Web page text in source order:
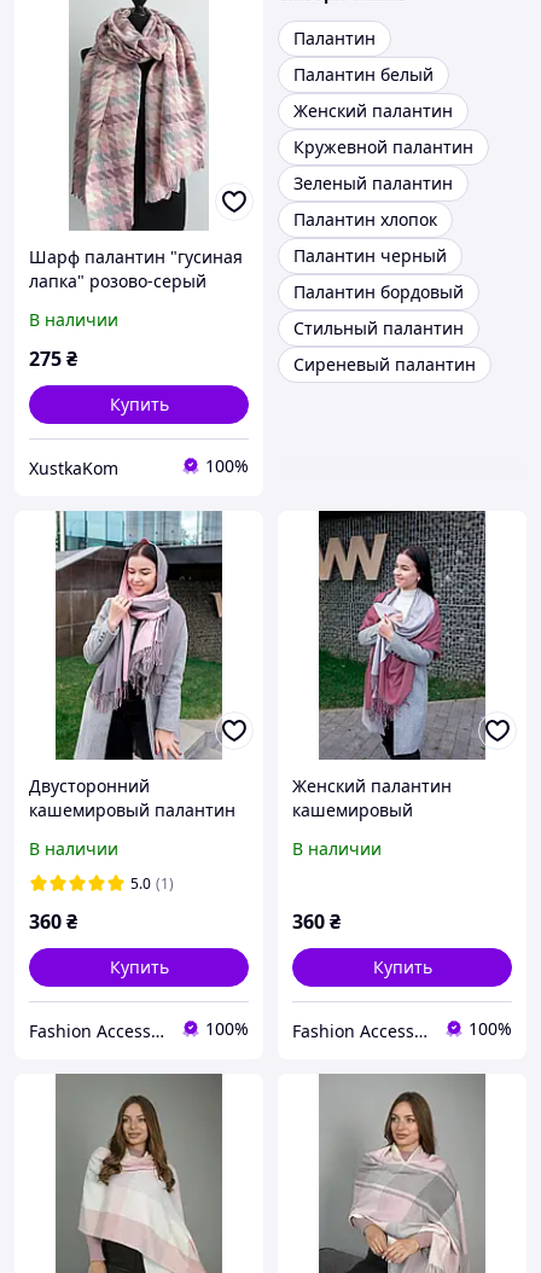
Шарф палантин "гусиная
лапка" розово-серый
В наличии
275₴
Купить
XustkaKom 100%
Палантин
Палантин белый
Женский палантин
Кружевной палантин
Зеленый палантин
Палантин хлопок
Палантин черный
Палантин бордовый
Стильный палантин
Сиреневый палантин
Двусторонний
кашемировый палантин
LEONORA розовый с
серым
В наличии
5.0 (1)
360₴
Купить
Fashion Accessories 100%
Женский палантин
кашемировый
яркий теплый на плечи
В наличии
360₴
Купить
Fashion Accessories 100%